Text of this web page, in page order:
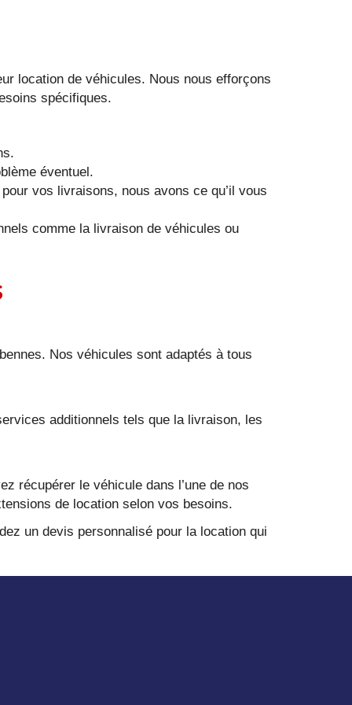
location de véhicules. Nous nous efforçons
spécifiques.
éventuel.
vos livraisons, nous avons ce qu’il vous
comme la livraison de véhicules ou
Nos véhicules sont adaptés à tous
additionnels tels que la livraison, les
récupérer le véhicule dans l’une de nos
de location selon vos besoins.
un devis personnalisé pour la location qui